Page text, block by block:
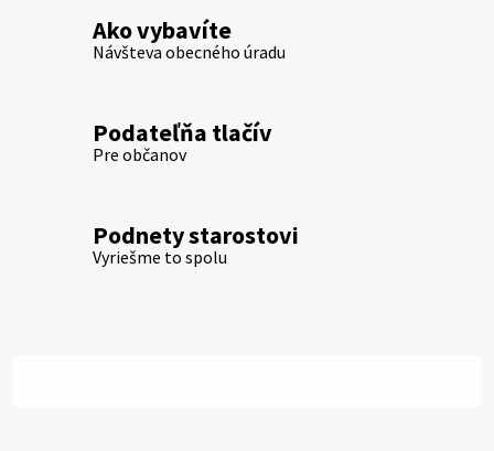
Ako vybavíte
Návšteva obecného úradu
Podateľňa tlačív
Pre občanov
Podnety starostovi
Vyriešme to spolu